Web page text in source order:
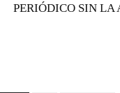
PERIÓDICO SIN LA